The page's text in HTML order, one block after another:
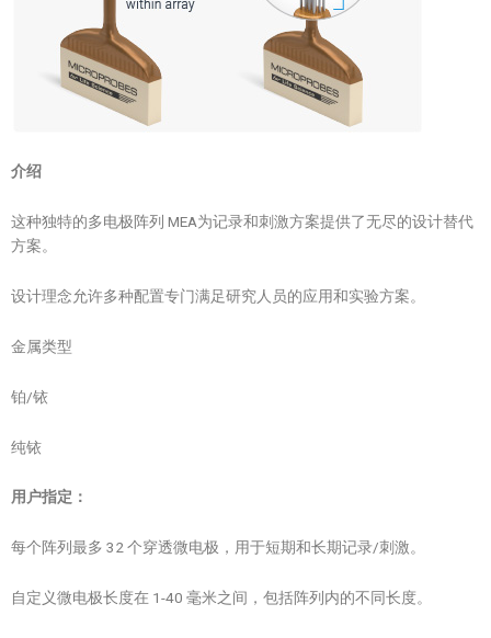
介绍
这种独特的多电极阵列 MEA为记录和刺激方案提供了无尽的设计替代
方案。
设计理念允许多种配置专门满足研究人员的应用和实验方案。
金属类型
铂/铱
纯铱
用户指定：
每个阵列最多 32 个穿透微电极，用于短期和长期记录/刺激。
自定义微电极长度在 1-40 毫米之间，包括阵列内的不同长度。